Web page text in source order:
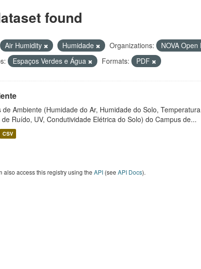
found
Air Humidity Humidade Organizations:
NOVA Open
Espaços Verdes e Água Formats: PDF
de Ambiente (Humidade do Ar, Humidade do Solo,
de Ruído, UV, Condutividade Elétrica do Solo) do Campus de...
CSV
also access this registry using the API (see API Docs).